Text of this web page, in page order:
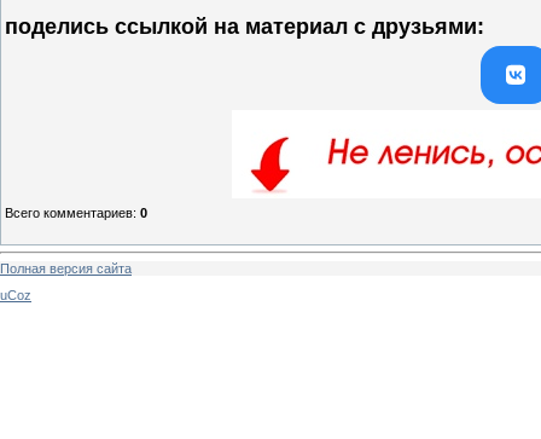
поделись ссылкой на материал c друзьями:
Всего комментариев: 0
Полная версия сайта
uCoz